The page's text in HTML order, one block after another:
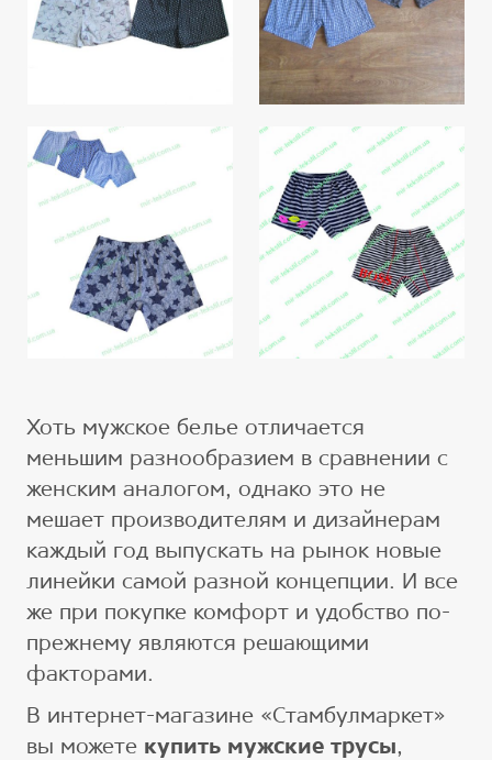
Хоть мужское белье отличается
меньшим разнообразием в сравнении с
женским аналогом, однако это не
мешает производителям и дизайнерам
каждый год выпускать на рынок новые
линейки самой разной концепции. И все
же при покупке комфорт и удобство по-
прежнему являются решающими
факторами.
В интернет-магазине «Стамбулмаркет»
вы можете купить мужские трусы,